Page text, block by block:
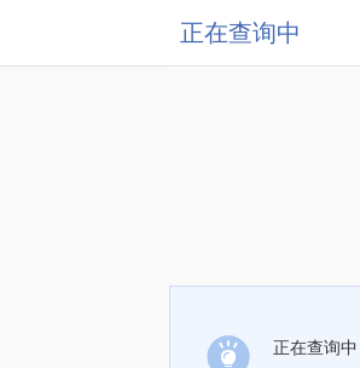
正在查询中
正在查询